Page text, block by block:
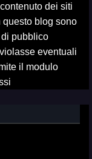
dei siti
questo blog sono
pubblico
eventuali
il modulo